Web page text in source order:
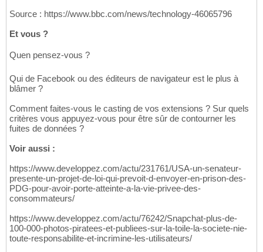
Source : https://www.bbc.com/news/technology-46065796
Et vous ?
Quen pensez-vous ?
Qui de Facebook ou des éditeurs de navigateur est le plus à
blâmer ?
Comment faites-vous le casting de vos extensions ? Sur quels
critères vous appuyez-vous pour être sûr de contourner les
fuites de données ?
Voir aussi :
https://www.developpez.com/actu/231761/USA-un-senateur-
presente-un-projet-de-loi-qui-prevoit-d-envoyer-en-prison-des-
PDG-pour-avoir-porte-atteinte-a-la-vie-privee-des-
consommateurs/
https://www.developpez.com/actu/76242/Snapchat-plus-de-
100-000-photos-piratees-et-publiees-sur-la-toile-la-societe-nie-
toute-responsabilite-et-incrimine-les-utilisateurs/